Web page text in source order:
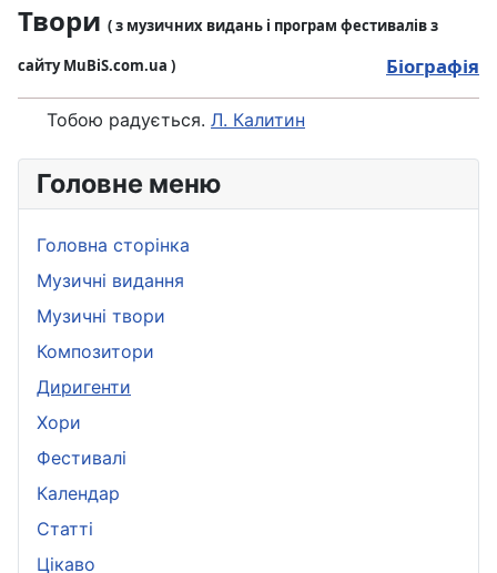
Головне меню
Головна сторінка
Музичні видання
Музичні твори
Композитори
Диригенти
Хори
Фестивалі
Календар
Статті
Цікаво
Твори ( з музичних видань і програм фестивалів з
сайту MuBiS.com.ua )
Біографія
Тобою радується. Л. Калитин